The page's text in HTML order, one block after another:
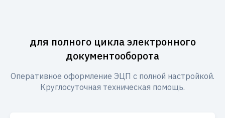
для полного цикла электронного
документооборота
Оперативное оформление ЭЦП с полной настройкой.
Круглосуточная техническая помощь.